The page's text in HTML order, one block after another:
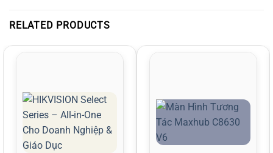
RELATED PRODUCTS